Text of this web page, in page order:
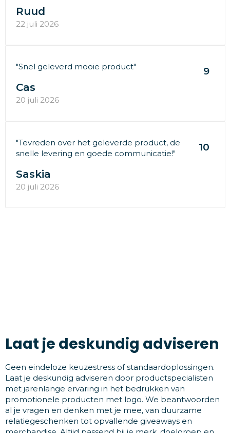
Ruud
22 juli 2026
"Snel geleverd mooie product" 9
Cas
20 juli 2026
"Tevreden over het geleverde product, de
snelle levering en goede communicatie!"
10
Saskia
20 juli 2026
Laat je deskundig adviseren
Geen eindeloze keuzestress of standaardoplossingen.
Laat je deskundig adviseren door productspecialisten
met jarenlange ervaring in het bedrukken van
promotionele producten met logo. We beantwoorden
al je vragen en denken met je mee, van duurzame
relatiegeschenken tot opvallende giveaways en